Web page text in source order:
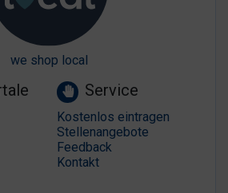
we shop local
Service
Kostenlos eintragen
Stellenangebote
Feedback
Kontakt